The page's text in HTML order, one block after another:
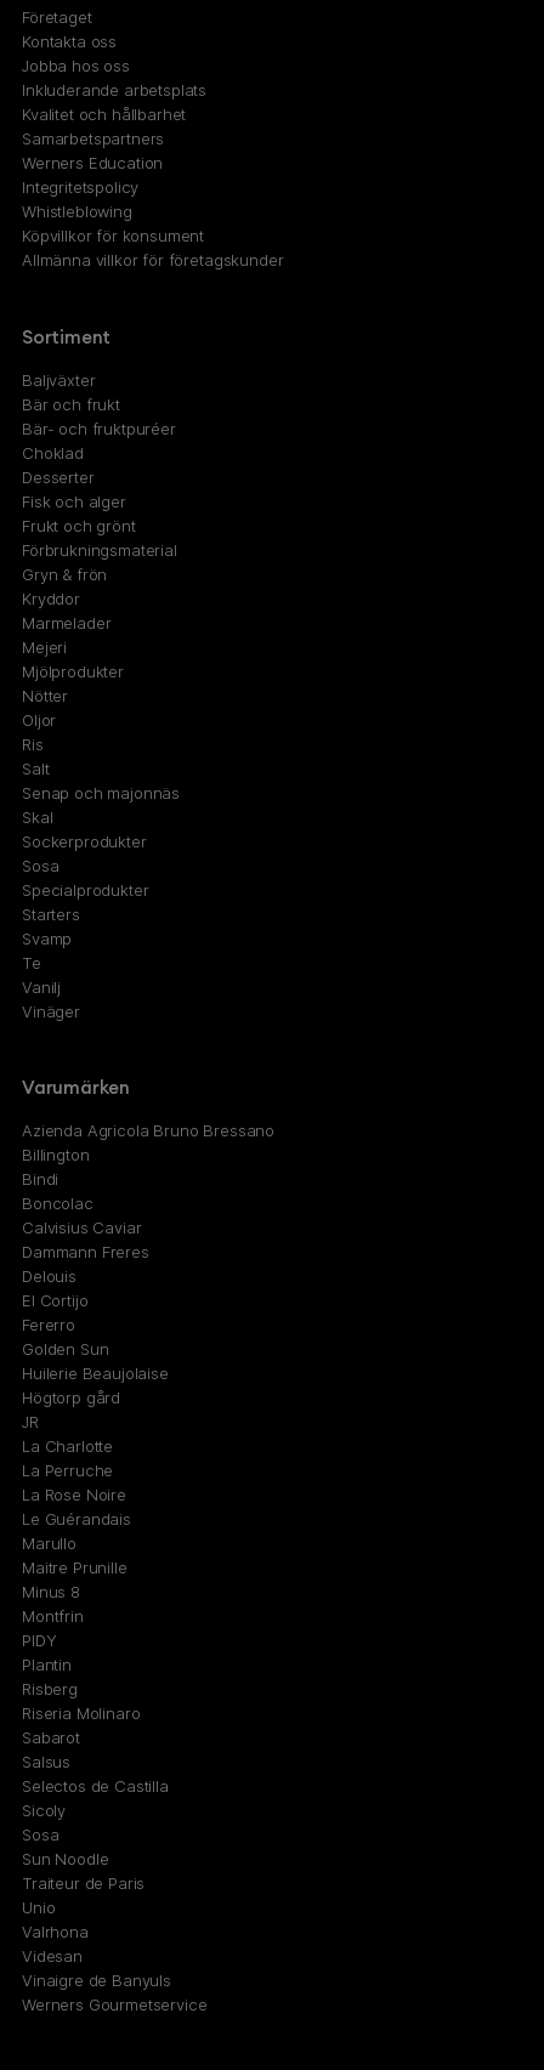
Företaget
Kontakta oss
Jobba hos oss
Inkluderande arbetsplats
Kvalitet och hållbarhet
Samarbetspartners
Werners Education
Integritetspolicy
Whistleblowing
Köpvillkor för konsument
Allmänna villkor för företagskunder
Sortiment
Baljväxter
Bär och frukt
Bär- och fruktpuréer
Choklad
Desserter
Fisk och alger
Frukt och grönt
Förbrukningsmaterial
Gryn & frön
Kryddor
Marmelader
Mejeri
Mjölprodukter
Nötter
Oljor
Ris
Salt
Senap och majonnäs
Skal
Sockerprodukter
Sosa
Specialprodukter
Starters
Svamp
Te
Vanilj
Vinäger
Varumärken
Azienda Agricola Bruno Bressano
Billington
Bindi
Boncolac
Calvisius Caviar
Dammann Freres
Delouis
El Cortijo
Fererro
Golden Sun
Huilerie Beaujolaise
Högtorp gård
JR
La Charlotte
La Perruche
La Rose Noire
Le Guérandais
Marullo
Maitre Prunille
Minus 8
Montfrin
PIDY
Plantin
Risberg
Riseria Molinaro
Sabarot
Salsus
Selectos de Castilla
Sicoly
Sosa
Sun Noodle
Traiteur de Paris
Unio
Valrhona
Videsan
Vinaigre de Banyuls
Werners Gourmetservice